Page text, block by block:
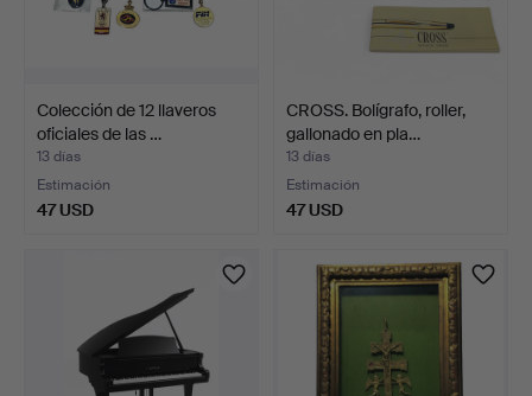
Colección de 12 llaveros
oficiales de las …
13 días
Estimación
47 USD
CROSS. Bolígrafo, roller,
gallonado en pla…
13 días
Estimación
47 USD